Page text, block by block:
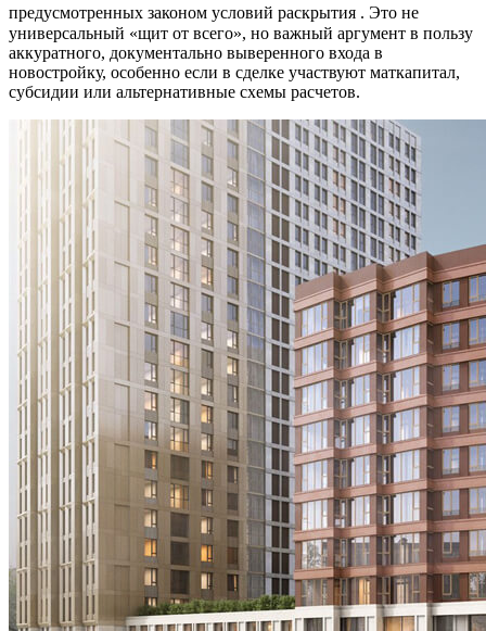
предусмотренных законом условий раскрытия . Это не
универсальный «щит от всего», но важный аргумент в пользу
аккуратного, документально выверенного входа в
новостройку, особенно если в сделке участвуют маткапитал,
субсидии или альтернативные схемы расчетов.